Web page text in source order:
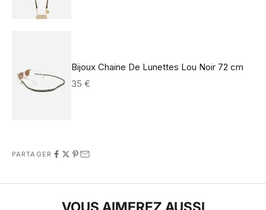
Bijoux Chaine De Lunettes Lou Noir 72 cm
Prix de vente
35 €
PARTAGER
VOUS AIMEREZ AUSSI